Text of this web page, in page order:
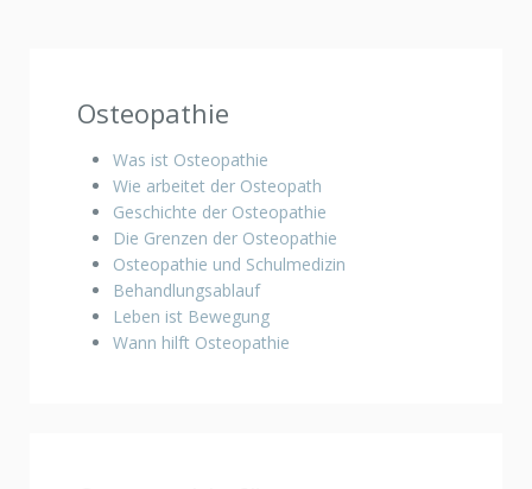
Osteopathie
Was ist Osteopathie
Wie arbeitet der Osteopath
Geschichte der Osteopathie
Die Grenzen der Osteopathie
Osteopathie und Schulmedizin
Behandlungsablauf
Leben ist Bewegung
Wann hilft Osteopathie